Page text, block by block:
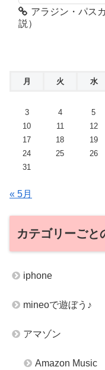
アラジン・パス
説）
月 火 水
3
4 5
10
11 12
17
18 19
24
25 26
31
« 5月
カテゴリーごと
iphone
mineoで遊ぼう♪
アマゾン
Amazon Music